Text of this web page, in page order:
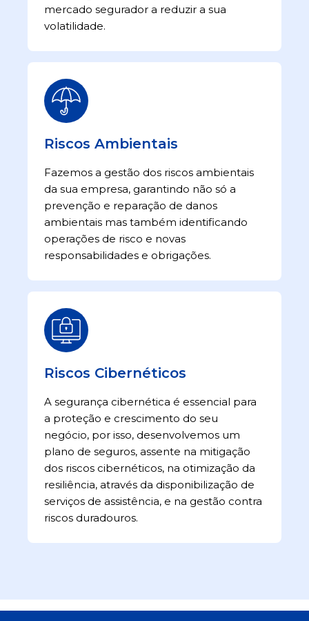
mercado segurador a reduzir a sua
volatilidade.
Riscos Ambientais
Fazemos a gestão dos riscos ambientais
da sua empresa, garantindo não só a
prevenção e reparação de danos
ambientais mas também identificando
operações de risco e novas
responsabilidades e obrigações.
Riscos Cibernéticos
A segurança cibernética é essencial para
a proteção e crescimento do seu
negócio, por isso, desenvolvemos um
plano de seguros, assente na mitigação
dos riscos cibernéticos, na otimização da
resiliência, através da disponibilização de
serviços de assistência, e na gestão contra
riscos duradouros.